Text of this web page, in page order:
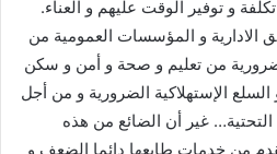
و توفير الوقت عليهم و العناء.
الادارية و المؤسسات العمومية من
من تعليم و صحة و أمن و سكن
السلع الإستهلاكية الضرورية و من أجل
التحتية… غير أن الضائع من هذه
من خدمات طابعها دائما الضعف و